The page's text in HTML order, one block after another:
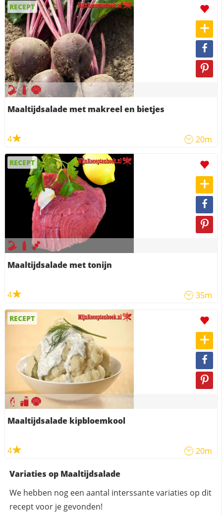
RECEPT
Maaltijdsalade met makreel en bietjes
4 20m
RECEPT
Maaltijdsalade met tonijn
4 35m
RECEPT
Maaltijdsalade kipbloemkool
4 20m
Variaties op Maaltijdsalade
We hebben nog een aantal interssante variaties op dit
recept voor je gevonden!